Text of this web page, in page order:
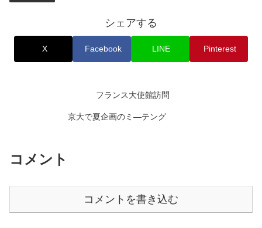
シェアする
X Facebook LINE Pinterest
フランス大使館訪問
京大で夏企画のミ―テング
コメント
コメントを書き込む